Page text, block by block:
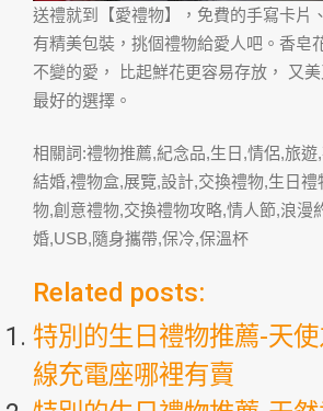
送禮就到【愛禮物】，免費的手寫卡片
有精美包裝，挑個禮物給愛人吧。香皂
不變的愛， 比起鮮花更容易存放， 又
最好的選擇。
相關詞:禮物推薦,紀念品,生日,情侶,旅遊
結婚,禮物盒,展覽,設計,交換禮物,生日
物,創意禮物,交換禮物攻略,情人節,浪漫
婚,USB,隨身攜帶,保冷,保溫杯
Related posts:
特別的生日禮物推薦-天
線充電座哪裡有賣